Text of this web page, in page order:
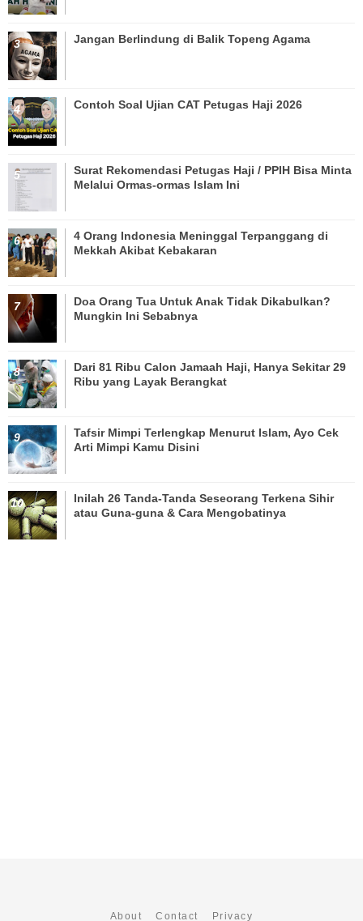
Jangan Berlindung di Balik Topeng Agama
Contoh Soal Ujian CAT Petugas Haji 2026
Surat Rekomendasi Petugas Haji / PPIH Bisa Minta
Melalui Ormas-ormas Islam Ini
4 Orang Indonesia Meninggal Terpanggang di
Mekkah Akibat Kebakaran
Doa Orang Tua Untuk Anak Tidak Dikabulkan?
Mungkin Ini Sebabnya
Dari 81 Ribu Calon Jamaah Haji, Hanya Sekitar 29
Ribu yang Layak Berangkat
Tafsir Mimpi Terlengkap Menurut Islam, Ayo Cek
Arti Mimpi Kamu Disini
Inilah 26 Tanda-Tanda Seseorang Terkena Sihir
atau Guna-guna & Cara Mengobatinya
About Contact Privacy